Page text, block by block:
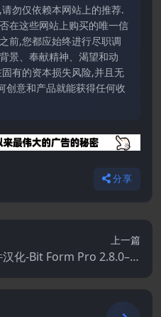
勿仅依赖本网站上的推荐.
在这些网站上购买的唯一信
前,您都应始终进行尽职调
景、奉献精神、渴望和动
有的资本损失风险,并且无
创意和产品就能获得任何收
分享
上一篇
化-Bit Form Pro 2.8.0–W
ordPress表单生成器